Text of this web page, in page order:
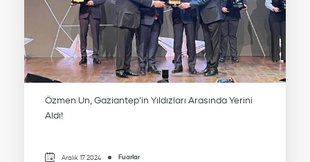
Özmen Un, Gaziantep’in Yıldızları Arasında Yerini
Aldı!
Aralık 17 2024 Fuarlar